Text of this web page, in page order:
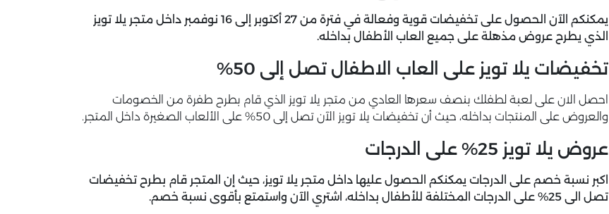
يمكنكم الآن الحصول على تخفيضات قوية وفعالة في فترة من 27 أكتوبر إلى 16 نوفمبر داخل متجر يلا تويز
الذي يطرح عروض مذهلة على جميع العاب الأطفال بداخله.
تخفيضات يلا تويز على العاب الاطفال تصل إلى 50%
احصل الان على لعبة لطفلك بنصف سعرها العادي من متجر يلا تويز الذي قام بطرح طفرة من الخصومات
والعروض على المنتجات بداخله، حيث أن تخفيضات يلا تويز الآن تصل إلى 50% على الألعاب الصغيرة داخل المتجر.
عروض يلا تويز 25% على الدرجات
اكبر نسبة خصم على الدرجات يمكنكم الحصول عليها داخل متجر يلا تويز، حيث إن المتجر قام بطرح تخفيضات
تصل الى 25% على الدرجات المختلفة للأطفال بداخله، اشتري الآن واستمتع بأقوى نسبة خصم.